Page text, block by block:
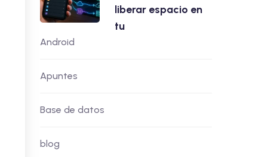
liberar espacio en
tu
Android
Apuntes
Base de datos
blog